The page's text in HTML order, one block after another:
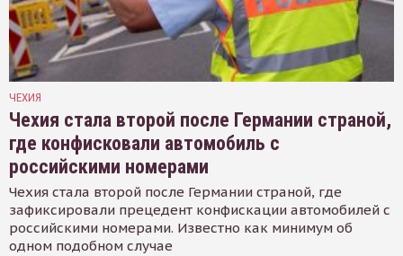
ЧЕХИЯ
Чехия стала второй после Германии страной,
где конфисковали автомобиль с
российскими номерами
Чехия стала второй после Германии страной, где
зафиксировали прецедент конфискации автомобилей с
российскими номерами. Известно как минимум об
одном подобном случае